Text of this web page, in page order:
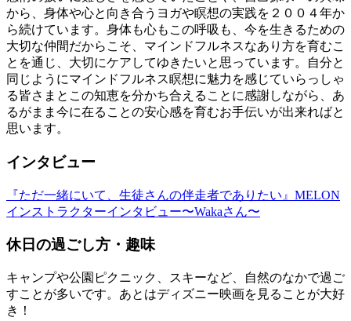
から、身体や心と向き合うヨガや瞑想の実践を２００４年か
ら続けています。身体も心もこの呼吸も、今を生きるための
大切な仲間だからこそ、マインドフルネスなあり方を育むこ
とを通じ、大切にケアしてゆきたいと思っています。自分と
同じようにマインドフルネス瞑想に魅力を感じていらっしゃ
る皆さまとこの知恵を分かち合えることに感謝しながら、あ
るがまま今に在ることの安心感を育むお手伝いが出来ればと
思います。
インタビュー
『ただ一緒にいて、生徒さんの伴走者でありたい』MELON
インストラクターインタビュー〜Wakaさん〜
休日の過ごし方・趣味
キャンプや公園ピクニック、スキーなど、自然のなかで過ご
すことが多いです。あとはディズニー映画を見ることが大好
き！